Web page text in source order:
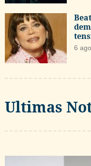
6
Ultimas